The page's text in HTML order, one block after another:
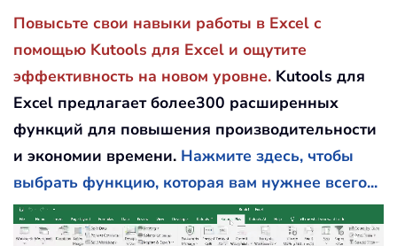
Повысьте свои навыки работы в Excel с
помощью Kutools для Excel и ощутите
эффективность на новом уровне. Kutools для
Excel предлагает более300 расширенных
функций для повышения производительности
и экономии времени. Нажмите здесь, чтобы
выбрать функцию, которая вам нужнее всего...